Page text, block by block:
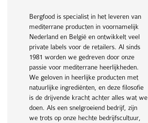
Bergfood is specialist in het leveren van
mediterrane producten in voornamelijk
Nederland en België en ontwikkelt veel
private labels voor de retailers. Al sinds
1981 worden we gedreven door onze
passie voor mediterrane heerlijkheden.
We geloven in heerlijke producten met
natuurlijke ingrediënten, en deze filosofie
is de drijvende kracht achter alles wat we
doen. Als een snelgroeiend bedrijf, zijn
we trots op onze hechte bedrijfscultuur,